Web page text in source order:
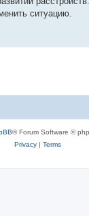
ситуацию.
® Forum Software ©
Privacy| Terms